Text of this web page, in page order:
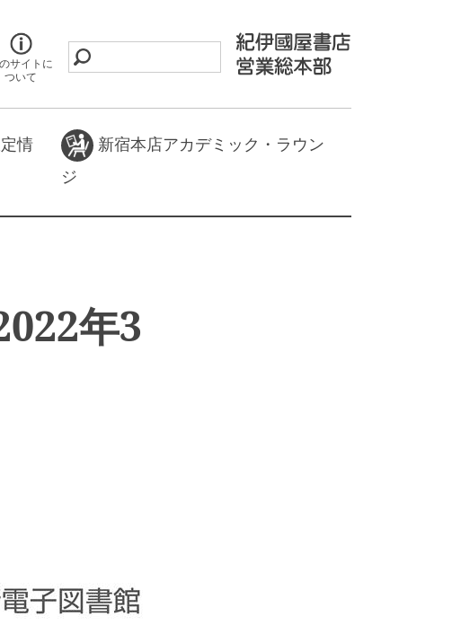
サイトに
ついて
情
新宿本店アカデミック・ラウン
ジ
年3